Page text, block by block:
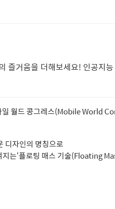
즐거움을 더해보세요! 인공지
일 월드 콩그레스(Mobile World
디자인의 명칭으로
는‘플로팅 매스 기술(Floating